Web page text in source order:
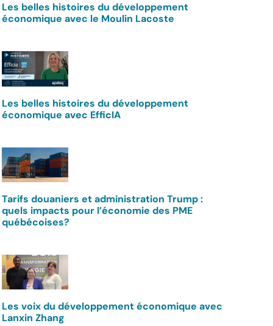
Les belles histoires du développement
économique avec le Moulin Lacoste
Les belles histoires du développement
économique avec EfficIA
Tarifs douaniers et administration Trump :
quels impacts pour l’économie des PME
québécoises?
Les voix du développement économique avec
Lanxin Zhang